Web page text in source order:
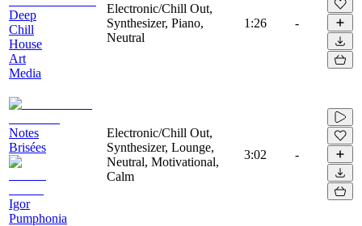
Deep
Chill
House
Art
Media
Electronic/Chill Out,
Synthesizer, Piano,
Neutral
1:26 -
Notes
Brisées
Igor
Pumphonia
Electronic/Chill Out,
Synthesizer, Lounge,
Neutral, Motivational,
Calm
3:02 -